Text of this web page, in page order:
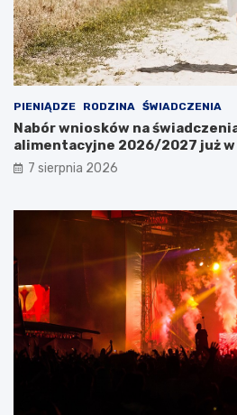
PIENIĄDZE RODZINA ŚWIADCZENIA
Nabór wniosków na
alimentacyjne 2026/2027 już
7 sierpnia 2026